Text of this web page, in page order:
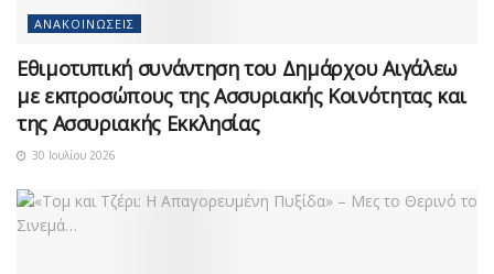
ΑΝΑΚΟΙΝΏΣΕΙΣ
Εθιμοτυπική συνάντηση του Δημάρχου Αιγάλεω
με εκπροσώπους της Ασσυριακής Κοινότητας και
της Ασσυριακής Εκκλησίας
30 Ιουλίου 2026